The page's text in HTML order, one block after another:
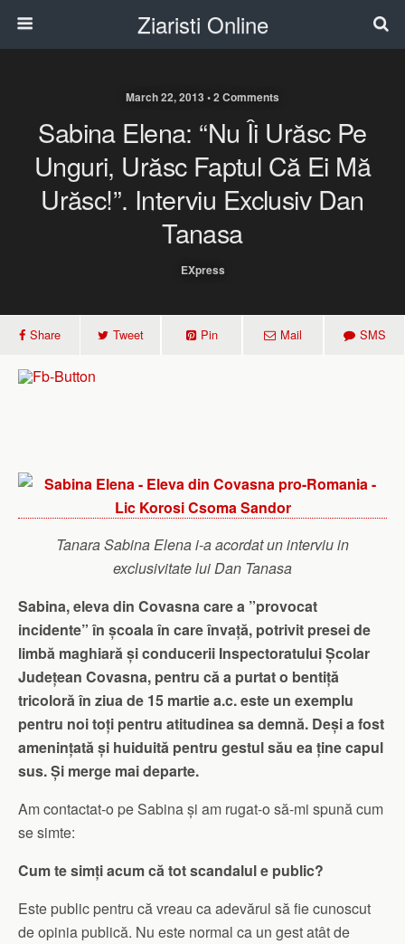
Ziaristi Online
March 22, 2013 • 2 Comments
Sabina Elena: “Nu Îi Urăsc Pe
Unguri, Urăsc Faptul Că Ei Mă
Urăsc!”. Interviu Exclusiv Dan
Tanasa
EXpress
Share Tweet Pin Mail SMS
Tanara Sabina Elena i-a acordat un interviu in
exclusivitate lui Dan Tanasa
Sabina, eleva din Covasna care a ”provocat
incidente” în școala în care învață, potrivit presei de
limbă maghiară și conducerii Inspectoratului Școlar
Județean Covasna, pentru că a purtat o bentiță
tricoloră în ziua de 15 martie a.c. este un exemplu
pentru noi toți pentru atitudinea sa demnă. Deși a fost
amenințată și huiduită pentru gestul său ea ține capul
sus. Și merge mai departe.
Am contactat-o pe Sabina și am rugat-o să-mi spună cum
se simte:
Cum te simți acum că tot scandalul e public?
Este public pentru că vreau ca adevărul să fie cunoscut
de opinia publică. Nu este normal ca un gest atât de